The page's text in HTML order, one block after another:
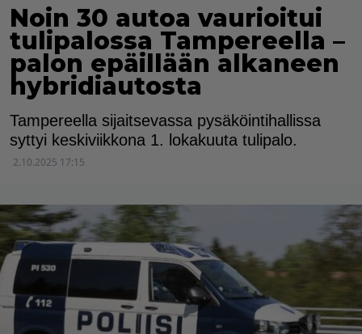
Noin 30 autoa vaurioitui
tulipalossa Tampereella –
palon epäillään alkaneen
hybridiautosta
Tampereella sijaitsevassa pysäköintihallissa
syttyi keskiviikkona 1. lokakuuta tulipalo.
2.10.2025 17:15